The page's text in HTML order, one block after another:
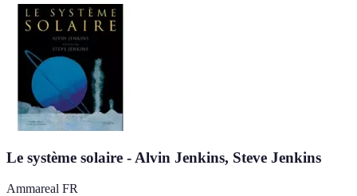
Le système solaire - Alvin Jenkins, Steve Jenkins
Ammareal FR